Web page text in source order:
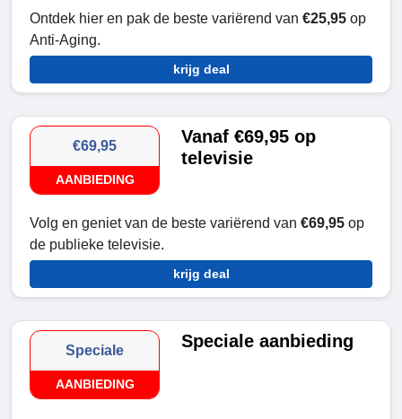
Ontdek hier en pak de beste variërend van €25,95 op
Anti-Aging.
krijg deal
€69,95
AANBIEDING
Vanaf €69,95 op
televisie
Volg en geniet van de beste variërend van €69,95 op
de publieke televisie.
krijg deal
Speciale
AANBIEDING
Speciale aanbieding